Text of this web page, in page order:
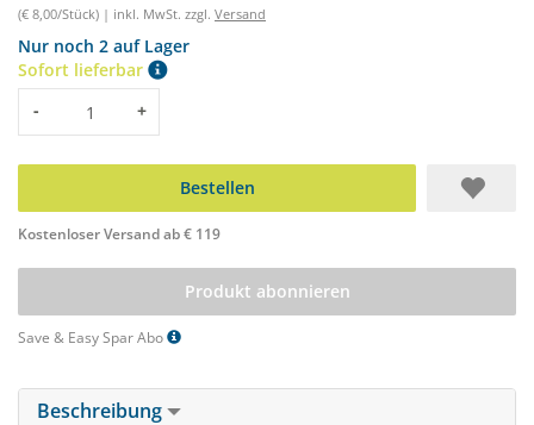
(€ 8,00/Stück) | inkl. MwSt. zzgl. Versand
Nur noch 2 auf Lager
Sofort lieferbar
Menge
- +
Bestellen
Kostenloser Versand ab € 119
Produkt abonnieren
Save & Easy Spar Abo
Beschreibung